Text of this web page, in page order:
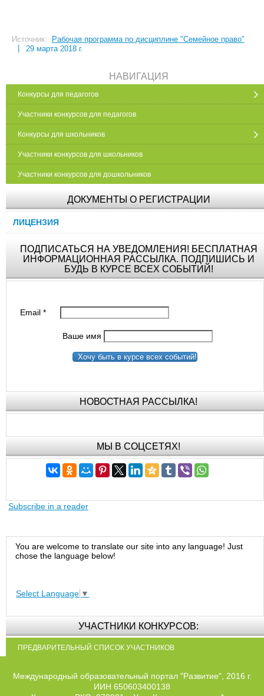
Источник:
Рабочая программа по дисциплине "Семейное право"
29 марта 2018 г.
НАВИГАЦИЯ
Конкурсы для педагогов
Участники конкурсов для педагогов
Конкурсы для школьников
Участники конкурсов для школьников
Участники конкурсов для дошкольников
ДОКУМЕНТЫ О РЕГИСТРАЦИИ
ЛИЦЕНЗИЯ
ПОДПИСАТЬСЯ НА УВЕДОМЛЕНИЯ! БЕСПЛАТНАЯ
ИНФОРМАЦИОННАЯ РАССЫЛКА. ПОДПИШИСЬ И
БУДЬ В КУРСЕ ВСЕХ СОБЫТИЙ!
Email*
Ваше имя
Хочу быть в курсе всех событий!
НОВОСТНАЯ РАССЫЛКА!
МЫ В СОЦСЕТЯХ!
Subscribe in a reader
You are welcome to translate our site into any language! Just
chose the language below!
Select Language ▼
УЧАСТНИКИ КОНКУРСОВ:
ПРЕДВАРИТЕЛЬНЫЙ СПИСОК УЧАСТНИКОВ
Международный образовательный портал "Развитие", 2016 г.
ИИН 650603400138